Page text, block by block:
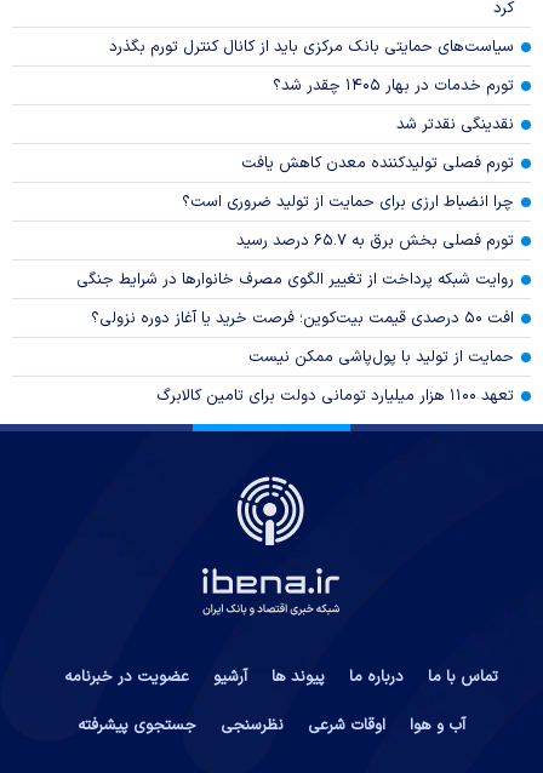
کرد
سیاست‌های حمایتی بانک مرکزی باید از کانال کنترل تورم بگذرد
تورم خدمات در بهار ۱۴۰۵ چقدر شد؟
نقدینگی نقدتر شد
تورم فصلی تولیدکننده معدن کاهش یافت
چرا انضباط ارزی برای حمایت از تولید ضروری است؟
تورم فصلی بخش برق به ۶۵.۷ درصد رسید
روایت شبکه پرداخت از تغییر الگوی مصرف خانوار‌ها در شرایط جنگی
افت ۵۰ درصدی قیمت بیت‌کوین؛ فرصت خرید یا آغاز دوره نزولی؟
حمایت از تولید با پول‌پاشی ممکن نیست
تعهد ۱۱۰۰ هزار میلیارد تومانی دولت برای تامین کالابرگ
تماس با ما درباره ما پیوند ها آرشیو
عضویت در خبرنامه
آب و هوا
اوقات شرعی نظرسنجی جستجوی پیشرفته